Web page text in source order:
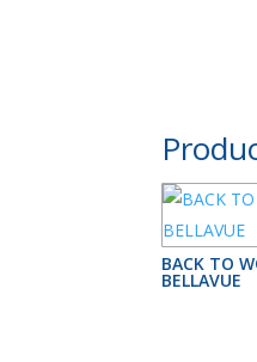
BACK TO
BELLAVUE